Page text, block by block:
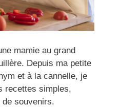
mamie au grand
Depuis ma petite
et à la cannelle, je
recettes simples,
souvenirs.